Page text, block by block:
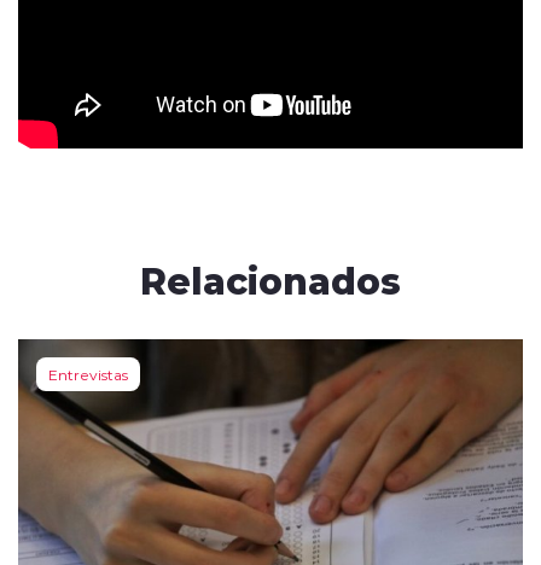
Relacionados
Entrevistas